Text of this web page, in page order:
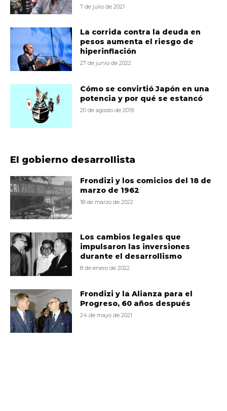
7 de julio de 2021
La corrida contra la deuda en
pesos aumenta el riesgo de
hiperinflación
27 de junio de 2022
Cómo se convirtió Japón en una
potencia y por qué se estancó
20 de agosto de 2019
El gobierno desarrollista
Frondizi y los comicios del 18 de
marzo de 1962
18 de marzo de 2022
Los cambios legales que
impulsaron las inversiones
durante el desarrollismo
8 de enero de 2022
Frondizi y la Alianza para el
Progreso, 60 años después
24 de mayo de 2021